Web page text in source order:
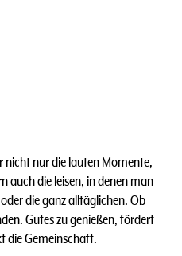
nur die lauten Momente,
auch die leisen, in denen man
die ganz alltäglichen. Ob
Gutes zu genießen, fördert
die Gemeinschaft.